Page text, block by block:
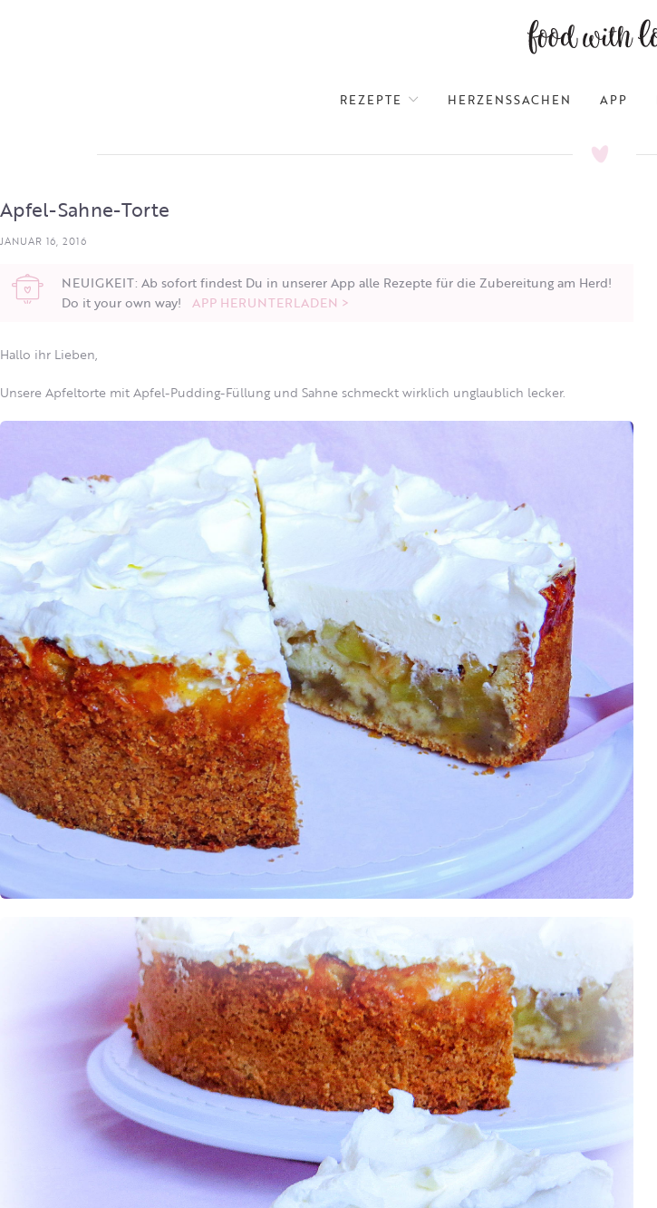
REZEPTE HERZENSSACHEN APP
Apfel-Sahne-Torte
JANUAR 16, 2016
NEUIGKEIT: Ab sofort findest Du in unserer App alle Rezepte für die Zubereitung am Herd!
Do it your own way! APP HERUNTERLADEN >
Hallo ihr Lieben,
Unsere Apfeltorte mit Apfel-Pudding-Füllung und Sahne schmeckt wirklich unglaublich lecker.